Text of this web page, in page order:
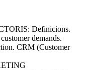
Definicions.
demands.
CRM (Customer